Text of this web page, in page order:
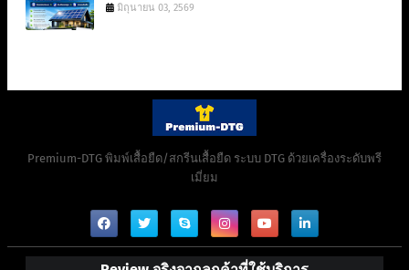
มิถุนายน 03, 2569
Premium-DTG พิมพ์เสื้อยืด/สกรีนเสื้อยืด ระบบ DTG ด้วยเครื่องระดับพรี
เมี่ยม